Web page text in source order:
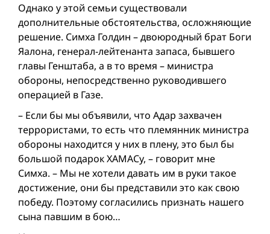
Однако у этой семьи существовали
дополнительные обстоятельства, осложняющие
решение. Симха Голдин – двоюродный брат Боги
Яалона, генерал-лейтенанта запаса, бывшего
главы Генштаба, а в то время – министра
обороны, непосредственно руководившего
операцией в Газе.
– Если бы мы объявили, что Адар захвачен
террористами, то есть что племянник министра
обороны находится у них в плену, это был бы
большой подарок ХАМАСу, – говорит мне
Симха. – Мы не хотели давать им в руки такое
достижение, они бы представили это как свою
победу. Поэтому согласились признать нашего
сына павшим в бою…